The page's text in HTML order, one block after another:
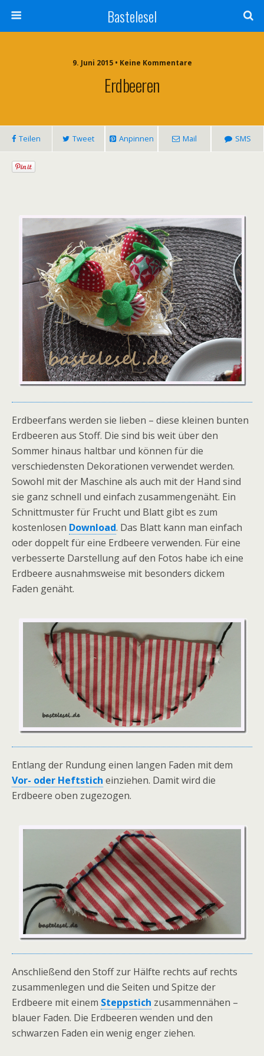
Bastelesel
9. Juni 2015 • Keine Kommentare
Erdbeeren
Teilen Tweet Anpinnen Mail SMS
Erdbeerfans werden sie lieben – diese kleinen bunten
Erdbeeren aus Stoff. Die sind bis weit über den
Sommer hinaus haltbar und können für die
verschiedensten Dekorationen verwendet werden.
Sowohl mit der Maschine als auch mit der Hand sind
sie ganz schnell und einfach zusammengenäht. Ein
Schnittmuster für Frucht und Blatt gibt es zum
kostenlosen Download. Das Blatt kann man einfach
oder doppelt für eine Erdbeere verwenden. Für eine
verbesserte Darstellung auf den Fotos habe ich eine
Erdbeere ausnahmsweise mit besonders dickem
Faden genäht.
Entlang der Rundung einen langen Faden mit dem
Vor- oder Heftstich einziehen. Damit wird die
Erdbeere oben zugezogen.
Anschließend den Stoff zur Hälfte rechts auf rechts
zusammenlegen und die Seiten und Spitze der
Erdbeere mit einem Steppstich zusammennähen –
blauer Faden. Die Erdbeeren wenden und den
schwarzen Faden ein wenig enger ziehen.